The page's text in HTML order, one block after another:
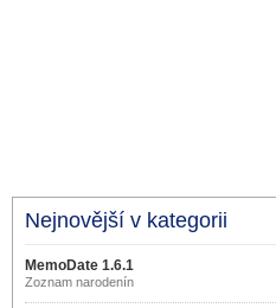
Nejnovější v kategorii
MemoDate 1.6.1
Zoznam narodenín